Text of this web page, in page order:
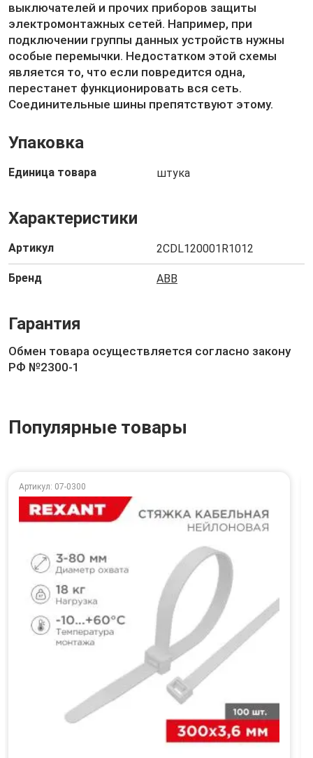
выключателей и прочих приборов защиты
электромонтажных сетей. Например, при
подключении группы данных устройств нужны
особые перемычки. Недостатком этой схемы
является то, что если повредится одна,
перестанет функционировать вся сеть.
Соединительные шины препятствуют этому.
Упаковка
Единица товара штука
Характеристики
Артикул 2CDL120001R1012
Бренд ABB
Гарантия
Обмен товара осуществляется согласно закону
РФ №2300-1
Популярные товары
Артикул: 07-0300